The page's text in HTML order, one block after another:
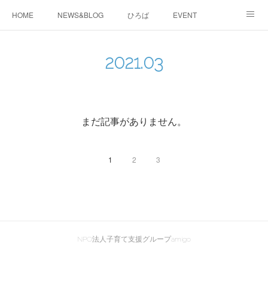
HOME NEWS&BLOG ひろば EVENT
2021.03
まだ記事がありません。
1 2 3
NPO法人子育て支援グループamigo